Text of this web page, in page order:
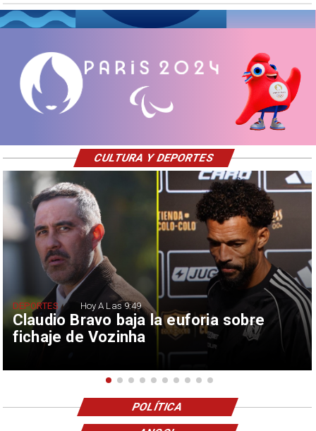
Claudio Bravo baja la euforia sobre
fichaje de Vozinha
DEPORTES Hoy A Las 9:49
CULTURA Y DEPORTES
POLÍTICA